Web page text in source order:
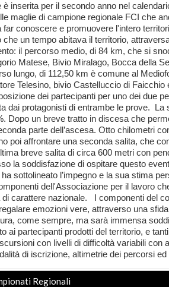
è inserita per il secondo anno nel
maglie di campione regionale FCI che
conoscere e promuovere l'intero
che un tempo abitava il territorio,
il percorso medio, di 84 km, che si
Matese, Bivio Miralago, Bocca della
lungo, di 112,50 km è comune al
Telesino, bivio Castelluccio di
dei partecipanti per uno dei due
dai protagonisti di entrambe le prove.​
Dopo un breve tratto in discesa che
parte dell’ascesa. Otto chilometri
poi affrontare una seconda salita, che
breve salita di circa 600 metri con
la soddisfazione di ospitare questo
sottolineato l’impegno e la sua stima
dell'Associazione per il lavoro
carattere nazionale.​ ​ I componenti del
emozioni vere, attraverso una
come sempre, ma sarà immensa
ai partecipanti prodotti del territorio, e
con livelli di difficoltà variabili con
di iscrizione, altimetrie dei percorsi
Regionali